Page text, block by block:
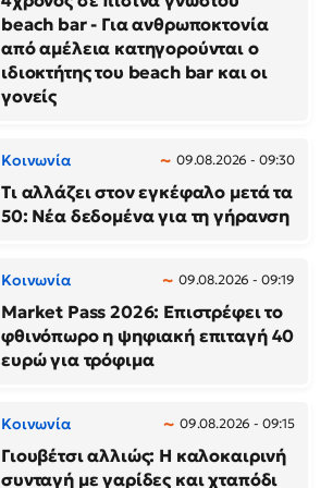
beach bar - Για ανθρωποκτονία
από αμέλεια κατηγορούνται ο
ιδιοκτήτης του beach bar και οι
γονείς
Κοινωνία 09.08.2026 - 09:30
Τι αλλάζει στον εγκέφαλο μετά τα
50: Νέα δεδομένα για τη γήρανση
Κοινωνία 09.08.2026 - 09:19
Market Pass 2026: Επιστρέφει το
φθινόπωρο η ψηφιακή επιταγή 40
ευρώ για τρόφιμα
Κοινωνία 09.08.2026 - 09:15
Γιουβέτσι αλλιώς: Η καλοκαιρινή
συνταγή με γαρίδες και χταπόδι